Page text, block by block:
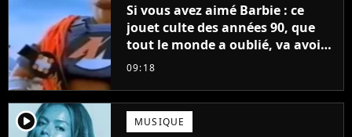
Si vous avez aimé Barbie : ce
jouet culte des années 90, que
tout le monde a oublié, va avoir
un film
09:18
player2 MUSIQUE